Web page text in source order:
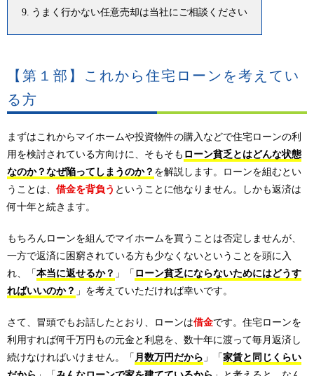
うまく行かない任意売却は当社にご相談ください
【第１部】これから住宅ローンを考えてい
る方
まずはこれからマイホームや投資物件の購入などで住宅ローンの利
用を検討されている方向けに、そもそも ローン貧乏とはどんな状態
なのか？なぜ陥ってしまうのか？ を解説します。ローンを組むとい
うことは、 借金を背負う ということに他なりません。しかも返済は
何十年と続きます。
もちろんローンを組んでマイホームを買うことは否定しませんが、
一方で返済に困窮されている方も少なくないということを頭に入
れ、「本当に返せるか？ 」「 ローン貧乏にならないためにはどうす
ればいいのか？ 」を考えていただければ幸いです。
さて、冒頭でもお話したとおり、ローンは借金です。住宅ローンを
利用すれば何千万円もの元金と利息を、数十年に渡って毎月返済し
続けなければいけません。「 月数万円だから 」「家賃と同じくらい